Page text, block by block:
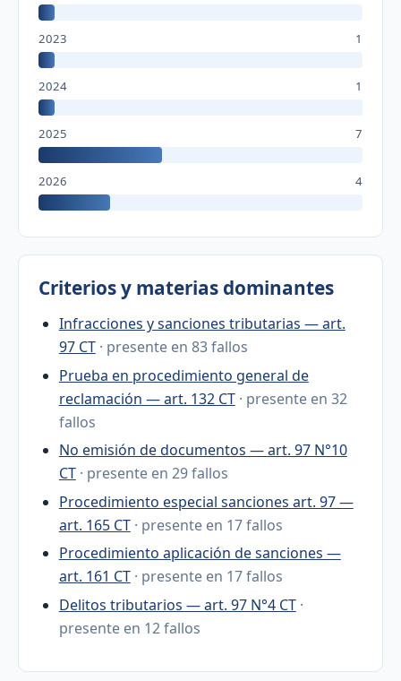
2023 1
2024 1
2025 7
2026 4
Criterios y materias dominantes
Infracciones y sanciones tributarias — art.
97 CT · presente en 83 fallos
Prueba en procedimiento general de
reclamación — art. 132 CT · presente en 32
fallos
No emisión de documentos — art. 97 N°10
CT · presente en 29 fallos
Procedimiento especial sanciones art. 97 —
art. 165 CT · presente en 17 fallos
Procedimiento aplicación de sanciones —
art. 161 CT · presente en 17 fallos
Delitos tributarios — art. 97 N°4 CT ·
presente en 12 fallos